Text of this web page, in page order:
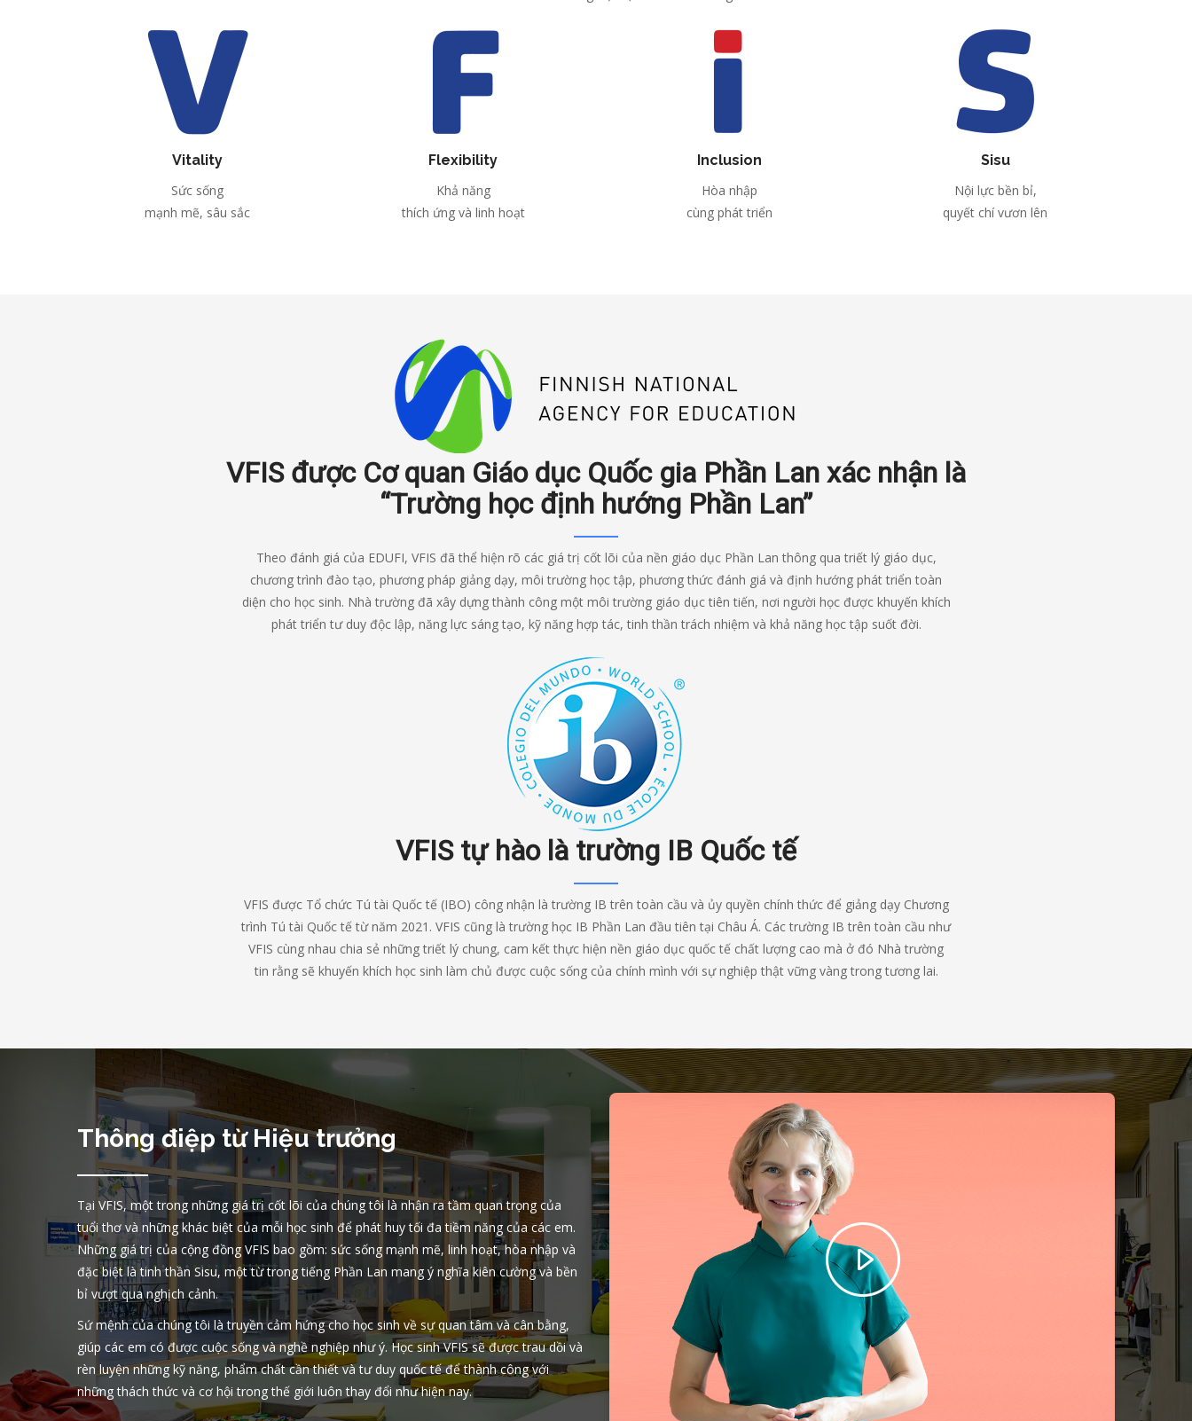
Vitality
Sức sống
mạnh mẽ, sâu sắc
Flexibility
Khả năng
thích ứng và linh hoạt
Inclusion
Hòa nhập
cùng phát triển
Sisu
Nội lực bền bỉ,
quyết chí vươn lên
VFIS được Cơ quan Giáo dục Quốc gia Phần Lan xác nhận là
“Trường học định hướng Phần Lan”
Theo đánh giá của EDUFI, VFIS đã thể hiện rõ các giá trị cốt lõi của nền giáo dục Phần Lan thông qua triết lý giáo dục,
chương trình đào tạo, phương pháp giảng dạy, môi trường học tập, phương thức đánh giá và định hướng phát triển toàn
diện cho học sinh. Nhà trường đã xây dựng thành công một môi trường giáo dục tiên tiến, nơi người học được khuyến khích
phát triển tư duy độc lập, năng lực sáng tạo, kỹ năng hợp tác, tinh thần trách nhiệm và khả năng học tập suốt đời.
VFIS tự hào là trường IB Quốc tế
VFIS được Tổ chức Tú tài Quốc tế (IBO) công nhận là trường IB trên toàn cầu và ủy quyền chính thức để giảng dạy Chương
trình Tú tài Quốc tế từ năm 2021. VFIS cũng là trường học IB Phần Lan đầu tiên tại Châu Á. Các trường IB trên toàn cầu như
VFIS cùng nhau chia sẻ những triết lý chung, cam kết thực hiện nền giáo dục quốc tế chất lượng cao mà ở đó Nhà trường
tin rằng sẽ khuyến khích học sinh làm chủ được cuộc sống của chính mình với sự nghiệp thật vững vàng trong tương lai.
Thông điệp từ Hiệu trưởng
Tại VFIS, một trong những giá trị cốt lõi của chúng tôi là nhận ra tầm quan trọng của
tuổi thơ và những khác biệt của mỗi học sinh để phát huy tối đa tiềm năng của các em.
Những giá trị của cộng đồng VFIS bao gồm: sức sống mạnh mẽ, linh hoạt, hòa nhập và
đặc biệt là tinh thần Sisu, một từ trong tiếng Phần Lan mang ý nghĩa kiên cường và bền
bỉ vượt qua nghịch cảnh.
Sứ mệnh của chúng tôi là truyền cảm hứng cho học sinh về sự quan tâm và cân bằng,
giúp các em có được cuộc sống và nghề nghiệp như ý. Học sinh VFIS sẽ được trau dồi và
rèn luyện những kỹ năng, phẩm chất cần thiết và tư duy quốc tế để thành công với
những thách thức và cơ hội trong thế giới luôn thay đổi như hiện nay.